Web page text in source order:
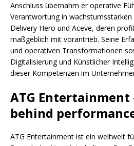
Anschluss übernahm er operative
Verantwortung in
Delivery Hero und Aceve, deren
maßgeblich mit vorantrieb. Seine
und operativen Transformationen
Digitalisierung und Künstlicher
dieser Kompetenzen im
ATG Entertainment
behind
ATG Entertainment ist ein weltweit